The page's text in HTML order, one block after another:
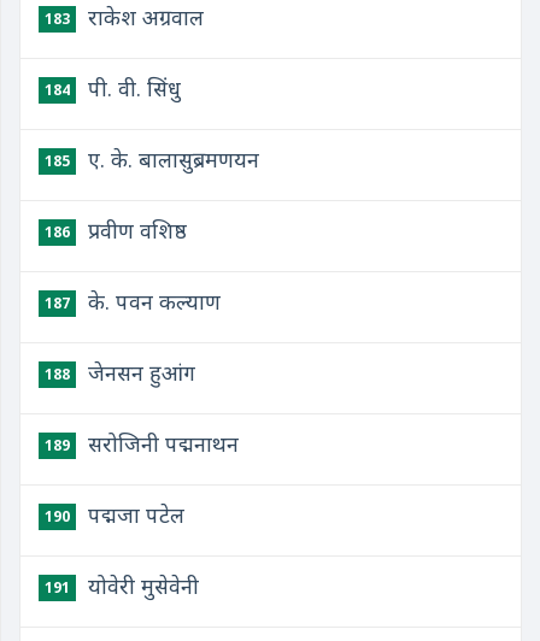
183 राकेश अग्रवाल
184 पी. वी. सिंधु
185 ए. के. बालासुब्रमणयन
186 प्रवीण वशिष्ठ
187 के. पवन कल्याण
188 जेनसन हुआंग
189 सरोजिनी पद्मनाथन
190 पद्मजा पटेल
191 योवेरी मुसेवेनी